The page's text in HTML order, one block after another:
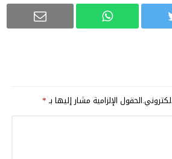
الحقول الإلزامية مشار إليها بـ*